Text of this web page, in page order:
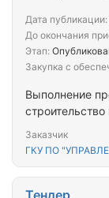
Выполнение
Заказчик
ГКУ ПО
Дата публикации:
До окончания
Этап:
Закупка с